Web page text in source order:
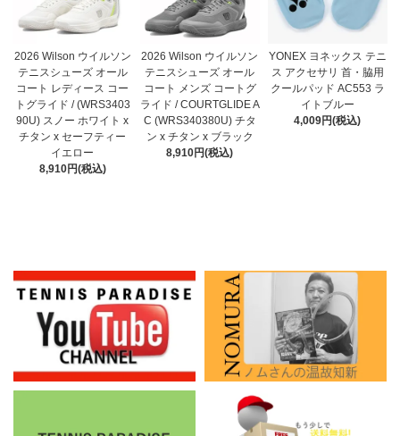
2026 Wilson ウイルソン
テニスシューズ オール
コート レディース コー
トグライド / (WRS3403
90U) スノー ホワイト x
チタン x セーフティー
イエロー
8,910円(税込)
2026 Wilson ウイルソン
テニスシューズ オール
コート メンズ コートグ
ライド / COURTGLIDE A
C (WRS340380U) チタ
ン x チタン x ブラック
8,910円(税込)
YONEX ヨネックス テニ
ス アクセサリ 首・脇用
クールパッド AC553 ラ
イトブルー
4,009円(税込)